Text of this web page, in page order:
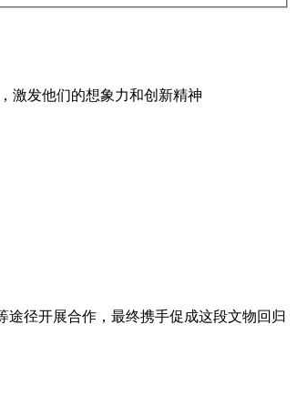
，激发他们的想象力和创新精神
等途径开展合作，最终携手促成这段文物回归